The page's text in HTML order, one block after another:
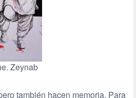
Zeynab
también hacen memoria. Para